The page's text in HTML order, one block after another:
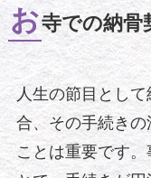
お寺での納骨
人生の節目とし
合、その手続き
ことは重要です